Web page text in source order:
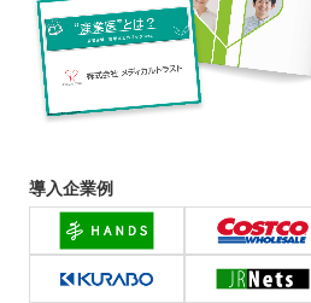
導入企業例